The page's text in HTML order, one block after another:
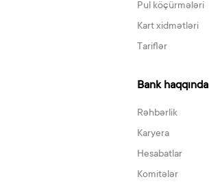
Pul köçürmələri
Kart xidmətləri
Tariflər
Bank haqqında
Rəhbərlik
Karyera
Hesabatlar
Komitələr